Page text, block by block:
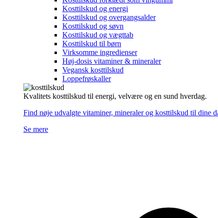
Kosttilskud og energi
Kosttilskud og overgangsalder
Kosttilskud og søvn
Kosttilskud og vægttab
Kosttilskud til børn
Virksomme ingredienser
Høj-dosis vitaminer & mineraler
Vegansk kosttilskud
Loppefrøskaller
Kvalitets kosttilskud til energi, velvære og en sund hverdag.
Find nøje udvalgte vitaminer, mineraler og kosttilskud til dine
Se mere